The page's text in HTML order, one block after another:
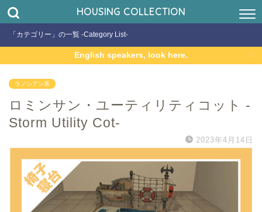
HOUSING COLLECTION
「カテゴリー」の一覧 -Category List-
English speakers, look here.
ラノシアン系
ロミンサン・ユーティリティコット -
Storm Utility Cot-
2023年4月14日